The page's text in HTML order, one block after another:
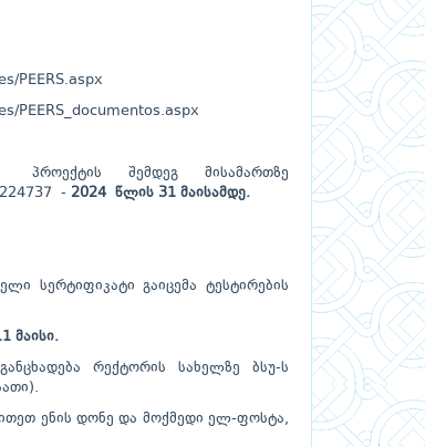
PEERS.aspx
PEERS_documentos.aspx
შემდეგ მისამართზე
- 2024 წლის 31 მაისამდე.
სერტიფიკატი გაიცემა ტესტირების
მაისი.
რექტორის სახელზე ბსუ-ს
ენის დონე და მოქმედი ელ-ფოსტა,